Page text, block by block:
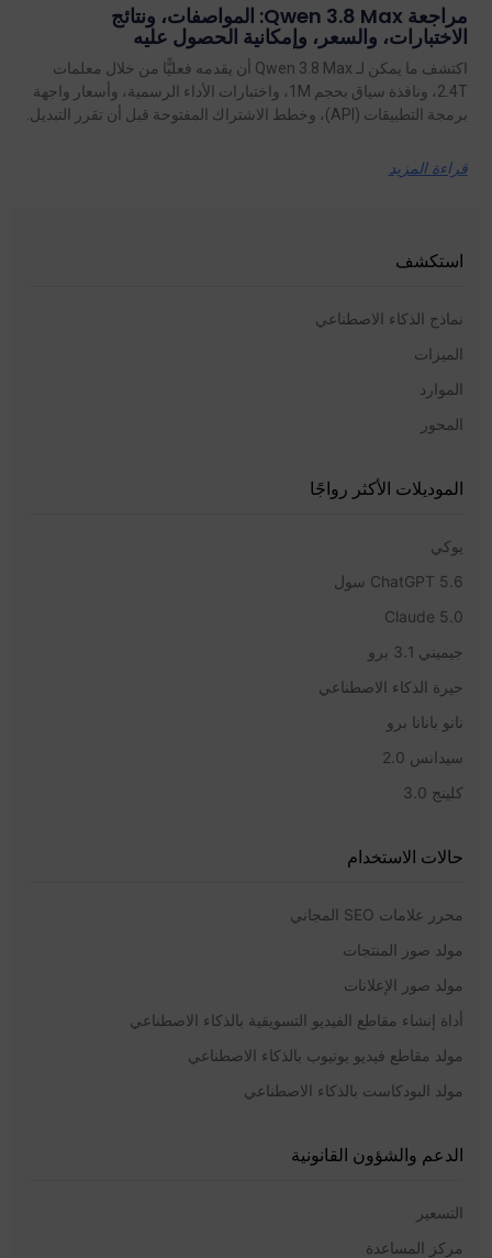
مراجعة Qwen 3.8 Max: المواصفات، ونتائج
الاختبارات، والسعر، وإمكانية الحصول عليه
اكتشف ما يمكن لـ Qwen 3.8 Max أن يقدمه فعليًّا من خلال معلمات
2.4T، ونافذة سياق بحجم 1M، واختبارات الأداء الرسمية، وأسعار واجهة
برمجة التطبيقات (API)، وخطط الاشتراك المفتوحة قبل أن تقرر التبديل.
قراءة المزيد
استكشف
نماذج الذكاء الاصطناعي
الميزات
الموارد
المحور
الموديلات الأكثر رواجًا
يوكي
ChatGPT 5.6 سول
Claude 5.0
جيميني 3.1 برو
حيرة الذكاء الاصطناعي
نانو بانانا برو
سيدانس 2.0
كلينج 3.0
حالات الاستخدام
محرر علامات SEO المجاني
مولد صور المنتجات
مولد صور الإعلانات
أداة إنشاء مقاطع الفيديو التسويقية بالذكاء الاصطناعي
مولد مقاطع فيديو يوتيوب بالذكاء الاصطناعي
مولد البودكاست بالذكاء الاصطناعي
الدعم والشؤون القانونية
التسعير
مركز المساعدة